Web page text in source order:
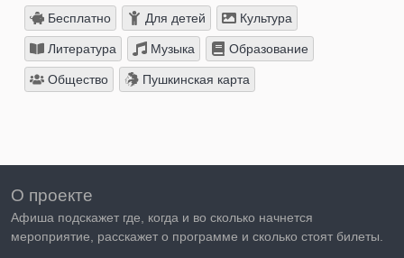
Бесплатно Для детей Культура
Литература Музыка Образование
Общество Пушкинская карта
О проекте
Афиша подскажет где, когда и во сколько начнется
мероприятие, расскажет о программе и сколько стоят билеты.